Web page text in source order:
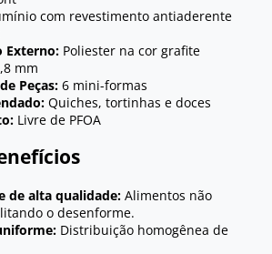
com revestimento antiaderente
Externo: Poliester na cor grafite
mm
Peças: 6 mini-formas
Quiches, tortinhas e doces
Livre de PFOA
de alta qualidade: Alimentos não
o desenforme.
Distribuição homogênea de